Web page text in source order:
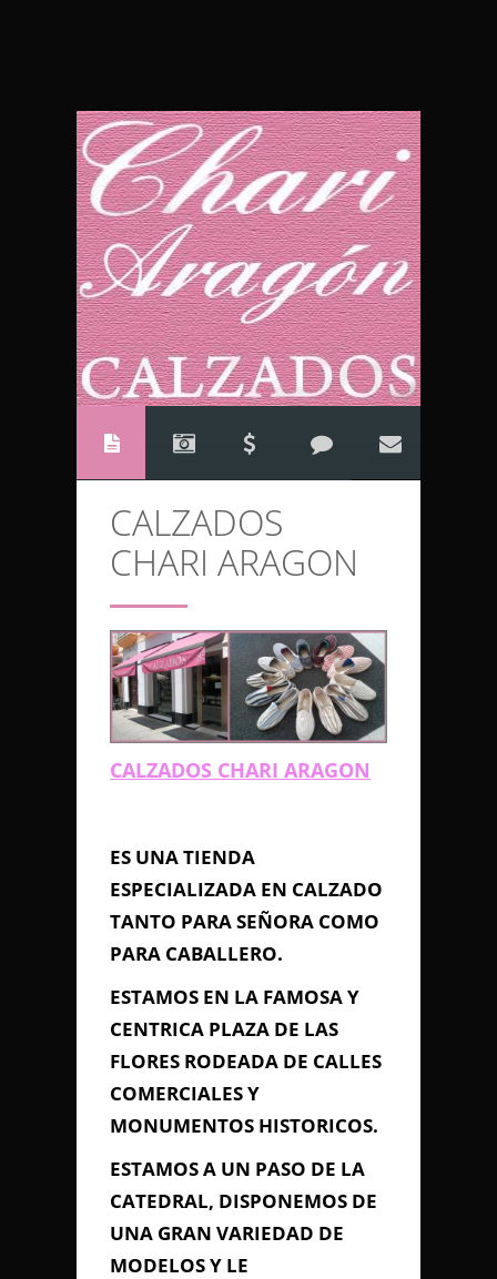
CALZADOS
CHARI ARAGON
CALZADOS CHARI ARAGON
ES UNA TIENDA
ESPECIALIZADA EN CALZADO
TANTO PARA SEÑORA COMO
PARA CABALLERO.
ESTAMOS EN LA FAMOSA Y
CENTRICA PLAZA DE LAS
FLORES RODEADA DE CALLES
COMERCIALES Y
MONUMENTOS HISTORICOS.
ESTAMOS A UN PASO DE LA
CATEDRAL, DISPONEMOS DE
UNA GRAN VARIEDAD DE
MODELOS Y LE
CONTACTO
Anterior/Siguiente página
CALZADOS
This page can't load Google
Maps correctly.
Do you own this
Información de
Contacto
PLAZA DE LAS FLORES -
CENTRO HISTORICO DE CADIZ,
Cádiz, Cádiz
956 214 805